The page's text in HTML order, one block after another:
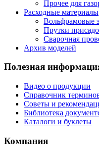
Прочее для
Расходные материалы
Вольфрамовые
Прутки
Сварочная
Архив моделей
Полезная
Видео о продукции
Справочник
Советы и
Библиотека
Каталоги и буклеты
Компания